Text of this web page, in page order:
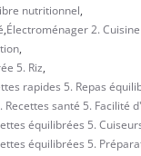
nutritionnel,
,Électroménager 2.
,
5. Riz,
rapides 5. Repas
santé 5. Facilité
équilibrées 5.
équilibrées 5.